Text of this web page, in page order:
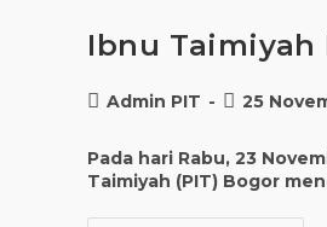
Ibnu Taimiyah
Admin PIT 25
Pada hari Rabu, 23
Taimiyah (PIT) Bogor